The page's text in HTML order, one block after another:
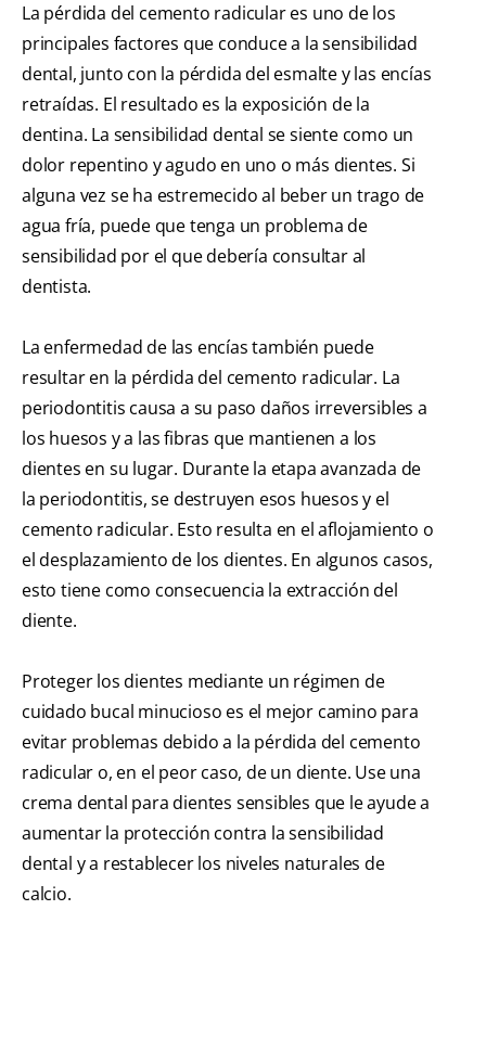
La pérdida del cemento radicular es uno de los
principales factores que conduce a la sensibilidad
dental, junto con la pérdida del esmalte y las encías
retraídas. El resultado es la exposición de la
dentina. La sensibilidad dental se siente como un
dolor repentino y agudo en uno o más dientes. Si
alguna vez se ha estremecido al beber un trago de
agua fría, puede que tenga un problema de
sensibilidad por el que debería consultar al
dentista.
La enfermedad de las encías también puede
resultar en la pérdida del cemento radicular. La
periodontitis causa a su paso daños irreversibles a
los huesos y a las fibras que mantienen a los
dientes en su lugar. Durante la etapa avanzada de
la periodontitis, se destruyen esos huesos y el
cemento radicular. Esto resulta en el aflojamiento o
el desplazamiento de los dientes. En algunos casos,
esto tiene como consecuencia la extracción del
diente.
Proteger los dientes mediante un régimen de
cuidado bucal minucioso es el mejor camino para
evitar problemas debido a la pérdida del cemento
radicular o, en el peor caso, de un diente. Use una
crema dental para dientes sensibles que le ayude a
aumentar la protección contra la sensibilidad
dental y a restablecer los niveles naturales de
calcio.